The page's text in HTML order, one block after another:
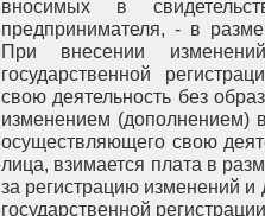
вносимых в
предпринимателя, - в
При внесении
государственной
свою деятельность без
изменением (дополнением)
осуществляющего свою
лица, взимается плата в
за регистрацию изменений
государственной